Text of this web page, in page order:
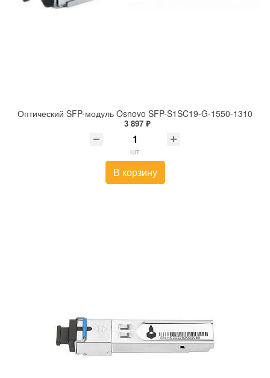
Оптический SFP-модуль Osnovo SFP-S1SC19-G-1550-1310
3 897 ₽
шт
В корзину